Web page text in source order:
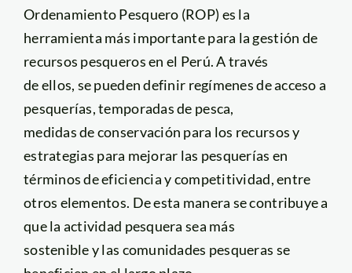
Ordenamiento Pesquero (ROP) es la
herramienta más importante para la gestión de
recursos pesqueros en el Perú. A través
de ellos, se pueden definir regímenes de acceso a
pesquerías, temporadas de pesca,
medidas de conservación para los recursos y
estrategias para mejorar las pesquerías en
términos de eficiencia y competitividad, entre
otros elementos. De esta manera se contribuye a
que la actividad pesquera sea más
sostenible y las comunidades pesqueras se